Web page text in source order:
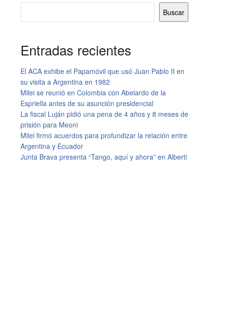
Buscar
Entradas recientes
El ACA exhibe el Papamóvil que usó Juan Pablo II en
su visita a Argentina en 1982
Milei se reunió en Colombia con Abelardo de la
Espriella antes de su asunción presidencial
La fiscal Luján pidió una pena de 4 años y 8 meses de
prisión para Meoni
Milei firmó acuerdos para profundizar la relación entre
Argentina y Ecuador
Junta Brava presenta “Tango, aquí y ahora” en Alberti